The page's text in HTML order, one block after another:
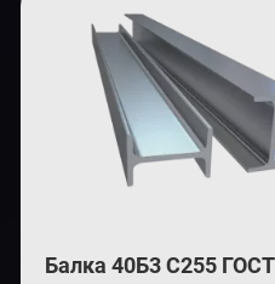
Балка 40Б3 С255 ГОСТ